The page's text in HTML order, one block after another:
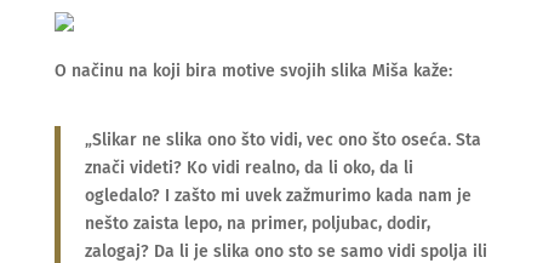
O načinu na koji bira motive svojih slika Miša kaže:
„Slikar ne slika ono što vidi, vec ono što oseća. Sta
znači videti? Ko vidi realno, da li oko, da li
ogledalo? I zašto mi uvek zažmurimo kada nam je
nešto zaista lepo, na primer, poljubac, dodir,
zalogaj? Da li je slika ono sto se samo vidi spolja ili